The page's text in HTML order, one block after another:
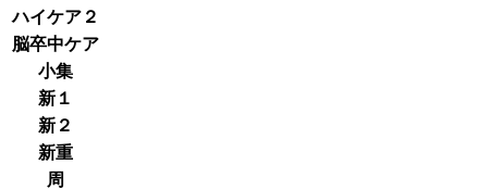
ハイケア２
脳卒中ケア
小集
新１
新２
新重
周